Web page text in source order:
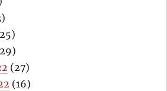
(27)
(16)